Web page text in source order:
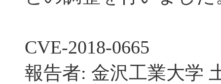
CVE-2018-0665
報告者: 金沢工業大学